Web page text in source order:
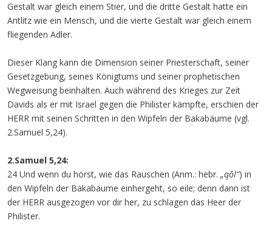
Gestalt war gleich einem Stier, und die dritte Gestalt hatte ein
Antlitz wie ein Mensch, und die vierte Gestalt war gleich einem
fliegenden Adler.
Dieser Klang kann die Dimension seiner Priesterschaft, seiner
Gesetzgebung, seines Königtums und seiner prophetischen
Wegweisung beinhalten. Auch während des Krieges zur Zeit
Davids als er mit Israel gegen die Philister kämpfte, erschien der
HERR mit seinen Schritten in den Wipfeln der Bakabäume (vgl.
2.Samuel 5,24).
2.Samuel 5,24:
24 Und wenn du hörst, wie das Rauschen (Anm.: hebr. „qôl“) in
den Wipfeln der Bakabäume einhergeht, so eile; denn dann ist
der HERR ausgezogen vor dir her, zu schlagen das Heer der
Philister.